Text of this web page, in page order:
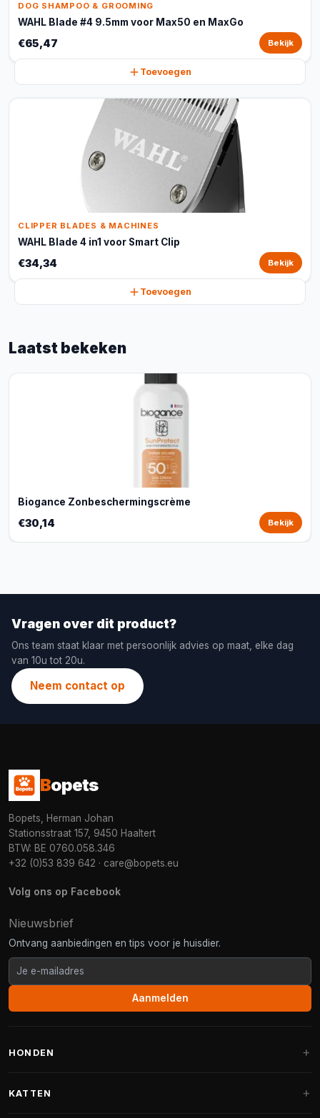
DOG SHAMPOO & GROOMING
WAHL Blade #4 9.5mm voor Max50 en MaxGo
€65,47 Bekijk
Toevoegen
CLIPPER BLADES & MACHINES
WAHL Blade 4 in1 voor Smart Clip
€34,34 Bekijk
Toevoegen
Laatst bekeken
Biogance Zonbeschermingscrème
€30,14 Bekijk
Vragen over dit product?
Ons team staat klaar met persoonlijk advies op maat, elke dag
van 10u tot 20u.
Neem contact op
Bopets
Bopets, Herman Johan
Stationsstraat 157, 9450 Haaltert
BTW: BE 0760.058.346
+32 (0)53 839 642 · care@bopets.eu
Volg ons op Facebook
Nieuwsbrief
Ontvang aanbiedingen en tips voor je huisdier.
Aanmelden
HONDEN
KATTEN